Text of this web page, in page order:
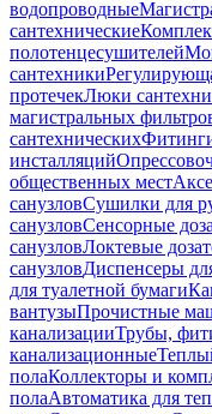
водопроводные
сантехнические
полотенцесушителей
сантехники
протечекЛюки
магистральных
сантехнических
инсталляций
общественных мест
санузловСушилки для
санузловСенсорные
санузловЛоктевые
санузловДиспенсеры
для туалетной бумаги
вантузыПрочистные
канализацииТрубы,
канализационные
полаКоллекторы и
полаАвтоматика для